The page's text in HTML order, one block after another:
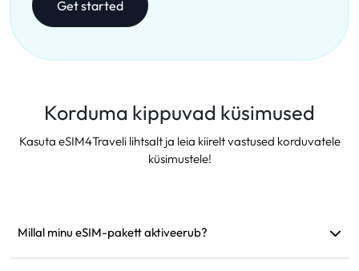
Get started
Korduma kippuvad küsimused
Kasuta eSIM4Traveli lihtsalt ja leia kiirelt vastused korduvatele
küsimustele!
Millal minu eSIM-pakett aktiveerub?